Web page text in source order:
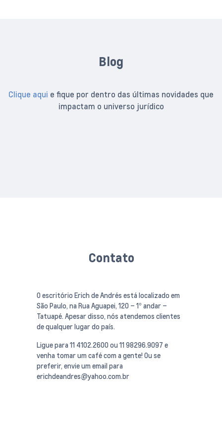
Blog
Clique aqui e fique por dentro das últimas novidades que
impactam o universo jurídico
Contato
O escritório Erich de Andrés está localizado em
São Paulo, na Rua Aguapei, 120 – 1º andar –
Tatuapé. Apesar disso, nós atendemos clientes
de qualquer lugar do país.
Ligue para 11 4102.2600 ou 11 98296.9097 e
venha tomar um café com a gente! Ou se
preferir, envie um email para
erichdeandres@yahoo.com.br